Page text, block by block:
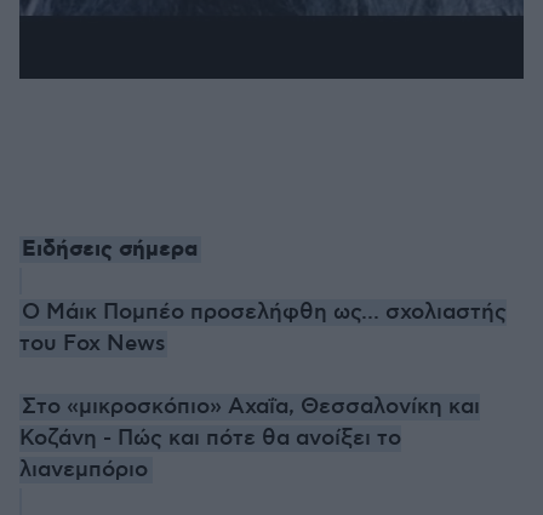
Ειδήσεις σήμερα
Ο Μάικ Πομπέο προσελήφθη ως... σχολιαστής
του Fox News
Στο «μικροσκόπιο» Αχαΐα, Θεσσαλονίκη και
Κοζάνη - Πώς και πότε θα ανοίξει το
λιανεμπόριο